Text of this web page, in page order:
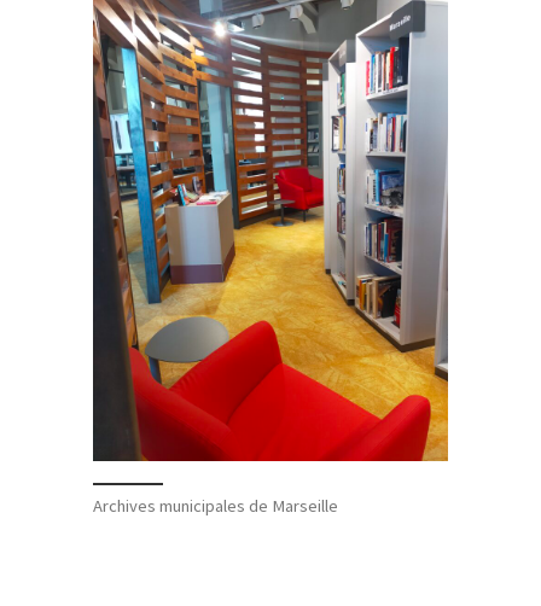
Archives municipales de Marseille